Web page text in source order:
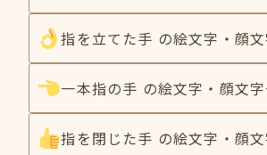
指を立てた手 の絵文字・顔
一本指の手 の絵文字・顔文
指を閉じた手 の絵文字・顔